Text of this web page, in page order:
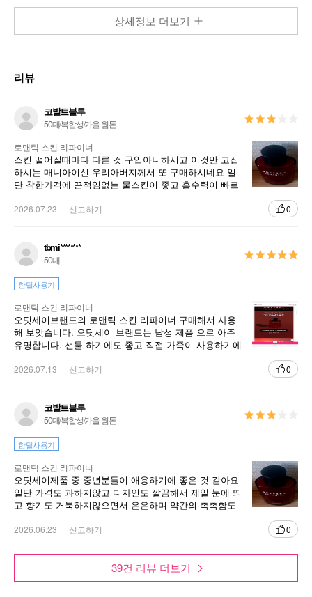
상세정보 더보기
리뷰
코발트블루
50대/복합성/가을 웜톤
로맨틱 스킨 리파이너
스킨 떨어질때마다 다른 것 구입아니하시고 이것만 고집
하시는 매니아이신 우리아버지께서 또 구매하시네요 일
단 착한가격에 끈적임없는 물스킨이 좋고 흡수력이 빠르
다면서 한정적으로도 대용량나오면 좋겠다고 하시네요
2026.07.23 신고하기 0
tbmi********
50대
한달사용기
로맨틱 스킨 리파이너
오딧세이브랜드의 로맨틱 스킨 리파이너 구매해서 사용
해 보앗습니다. 오딧세이 브랜드는 남성 제품 으로 아주
유명합니다. 선물 하기에도 좋고 직접 가족이 사용하기에
2026.07.13 신고하기 0
코발트블루
50대/복합성/가을 웜톤
한달사용기
로맨틱 스킨 리파이너
오딧세이제품 중 중년분들이 애용하기에 좋은 것 같아요
일단 가격도 과하지않고 디자인도 깔끔해서 제일 눈에 띄
고 향기도 거북하지않으면서 은은하며 약간의 촉촉함도
2026.06.23 신고하기 0
39건 리뷰 더보기